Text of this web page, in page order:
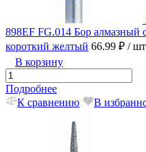
898EF FG.014 Бор алмазный
короткий желтый 66.99 ₽ / шт
В корзину
Подробнее
К сравнению
В